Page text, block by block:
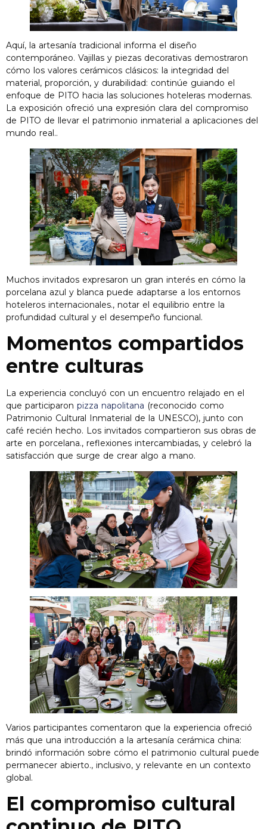
Aquí, la artesanía tradicional informa el diseño
contemporáneo. Vajillas y piezas decorativas demostraron
cómo los valores cerámicos clásicos: la integridad del
material, proporción, y durabilidad: continúe guiando el
enfoque de PITO hacia las soluciones hoteleras modernas.
La exposición ofreció una expresión clara del compromiso
de PITO de llevar el patrimonio inmaterial a aplicaciones del
mundo real..
Muchos invitados expresaron un gran interés en cómo la
porcelana azul y blanca puede adaptarse a los entornos
hoteleros internacionales., notar el equilibrio entre la
profundidad cultural y el desempeño funcional.
Momentos compartidos
entre culturas
La experiencia concluyó con un encuentro relajado en el
que participaron pizza napolitana (reconocido como
Patrimonio Cultural Inmaterial de la UNESCO), junto con
café recién hecho. Los invitados compartieron sus obras de
arte en porcelana., reflexiones intercambiadas, y celebró la
satisfacción que surge de crear algo a mano.
Varios participantes comentaron que la experiencia ofreció
más que una introducción a la artesanía cerámica china:
brindó información sobre cómo el patrimonio cultural puede
permanecer abierto., inclusivo, y relevante en un contexto
global.
El compromiso cultural